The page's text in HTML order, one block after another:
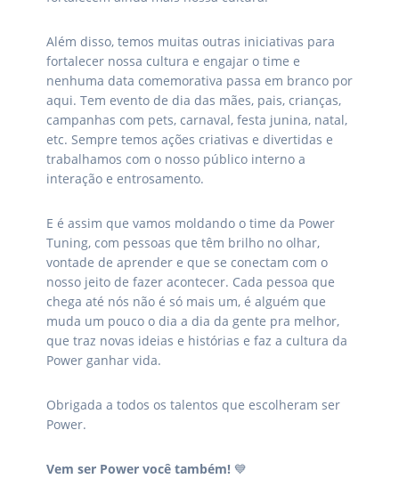
Além disso, temos muitas outras iniciativas para
fortalecer nossa cultura e engajar o time e
nenhuma data comemorativa passa em branco por
aqui. Tem evento de dia das mães, pais, crianças,
campanhas com pets, carnaval, festa junina, natal,
etc. Sempre temos ações criativas e divertidas e
trabalhamos com o nosso público interno a
interação e entrosamento.
E é assim que vamos moldando o time da Power
Tuning, com pessoas que têm brilho no olhar,
vontade de aprender e que se conectam com o
nosso jeito de fazer acontecer. Cada pessoa que
chega até nós não é só mais um, é alguém que
muda um pouco o dia a dia da gente pra melhor,
que traz novas ideias e histórias e faz a cultura da
Power ganhar vida.
Obrigada a todos os talentos que escolheram ser
Power.
Vem ser Power você também! 💙